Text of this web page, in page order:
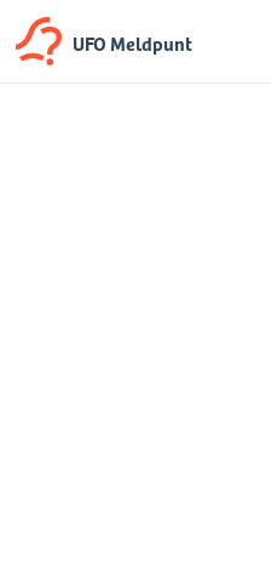
UFO Meldpunt